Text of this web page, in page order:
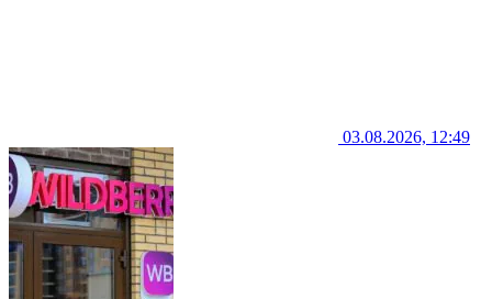
03.08.2026, 12:49